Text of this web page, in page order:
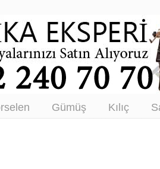
Eşya Alanlar
Gümüş Kılıç